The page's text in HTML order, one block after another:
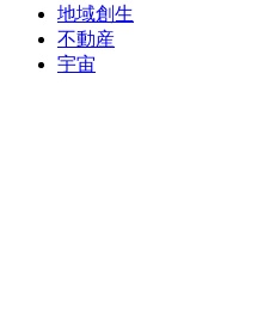
地域創生
不動産
宇宙